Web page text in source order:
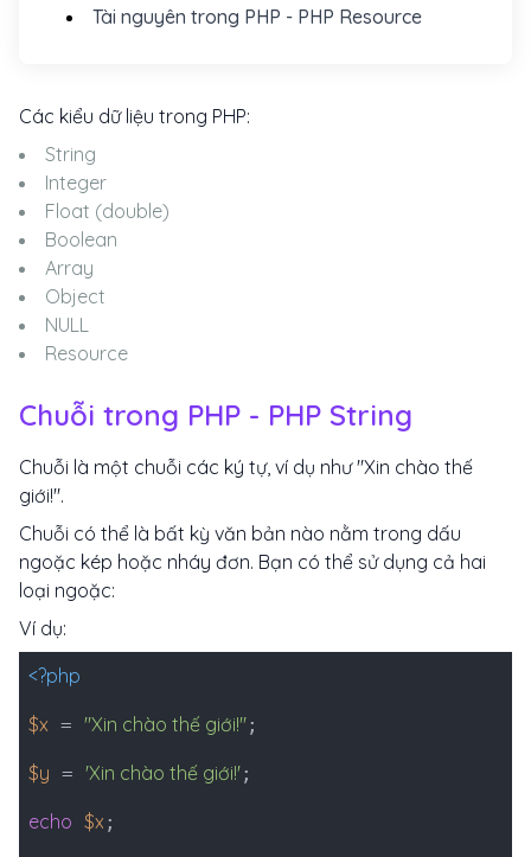
Tài nguyên trong PHP - PHP Resource
Các kiểu dữ liệu trong PHP:
String
Integer
Float (double)
Boolean
Array
Object
NULL
Resource
Chuỗi trong PHP - PHP String
Chuỗi là một chuỗi các ký tự, ví dụ như "Xin chào thế
giới!".
Chuỗi có thể là bất kỳ văn bản nào nằm trong dấu
ngoặc kép hoặc nháy đơn. Bạn có thể sử dụng cả hai
loại ngoặc:
Ví dụ:
<?php
$x = "Xin chào thế giới!";
$y = 'Xin chào thế giới!';
echo $x ;